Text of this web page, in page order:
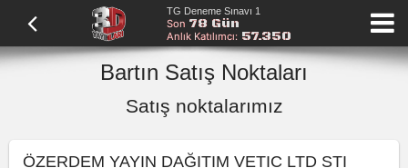
TG Deneme Sınavı 1
Son 78 Gün
Anlık Katılımcı: 57.350
Bartın Satış Noktaları
Satış noktalarımız
ÖZERDEM YAYIN DAĞITIM VETIC LTD STI